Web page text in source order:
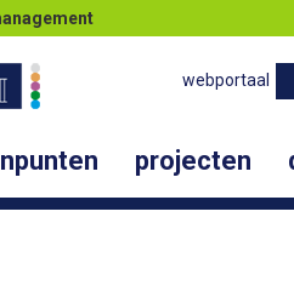
webportaal
projecten